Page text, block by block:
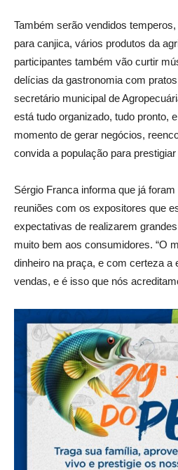
Também serão vendidos
para canjica, vários produtos da
participantes também vão curtir
delícias da gastronomia com
secretário municipal de
está tudo organizado, tudo pronto,
momento de gerar negócios,
convida a população para
Sérgio Franca informa que já
reuniões com os expositores que
expectativas de realizarem
muito bem aos consumidores. “O
dinheiro na praça, e com certeza a
vendas, e é isso que nós